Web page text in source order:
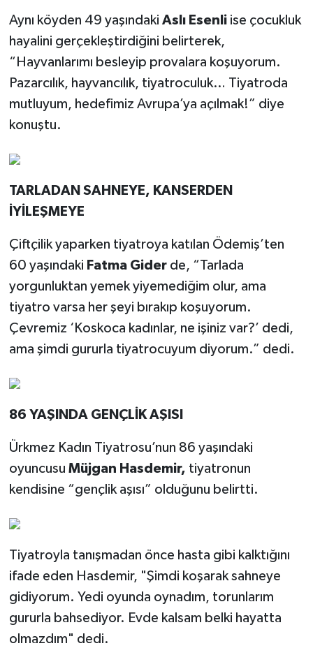
Aynı köyden 49 yaşındaki Aslı Esenliise çocukluk
hayalini gerçekleştirdiğini belirterek,
“Hayvanlarımı besleyip provalara koşuyorum.
Pazarcılık, hayvancılık, tiyatroculuk… Tiyatroda
mutluyum, hedefimiz Avrupa’ya açılmak!” diye
konuştu.
TARLADAN SAHNEYE, KANSERDEN
İYİLEŞMEYE
Çiftçilik yaparken tiyatroya katılan Ödemiş’ten
60 yaşındaki Fatma Giderde, “Tarlada
yorgunluktan yemek yiyemediğim olur, ama
tiyatro varsa her şeyi bırakıp koşuyorum.
Çevremiz ‘Koskoca kadınlar, ne işiniz var?’ dedi,
ama şimdi gururla tiyatrocuyum diyorum.” dedi.
86 YAŞINDA GENÇLİK AŞISI
Ürkmez Kadın Tiyatrosu’nun 86 yaşındaki
oyuncusu Müjgan Hasdemir, tiyatronun
kendisine “gençlik aşısı” olduğunu belirtti.
Tiyatroyla tanışmadan önce hasta gibi kalktığını
ifade eden Hasdemir, "Şimdi koşarak sahneye
gidiyorum. Yedi oyunda oynadım, torunlarım
gururla bahsediyor. Evde kalsam belki hayatta
olmazdım" dedi.